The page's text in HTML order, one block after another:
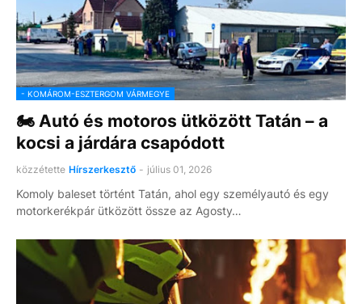
- KOMÁROM-ESZTERGOM VÁRMEGYE
🏍️ Autó és motoros ütközött Tatán – a
kocsi a járdára csapódott
közzétette Hírszerkesztő - július 01, 2026
Komoly baleset történt Tatán, ahol egy személyautó és egy
motorkerékpár ütközött össze az Agosty…